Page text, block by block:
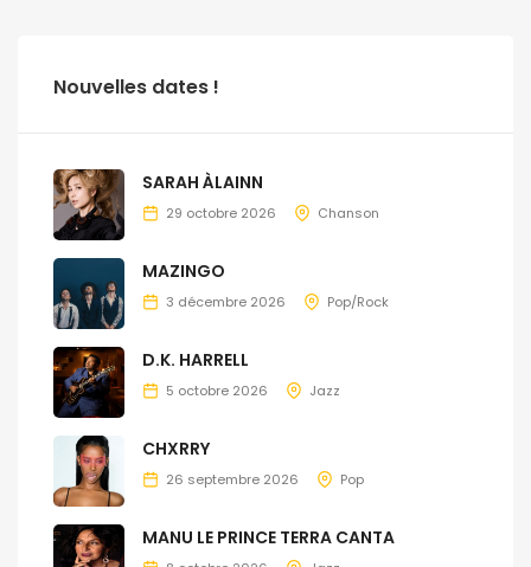
Nouvelles dates !
SARAH ÀLAINN
29 octobre 2026 Chanson
MAZINGO
3 décembre 2026 Pop/Rock
D.K. HARRELL
5 octobre 2026 Jazz
CHXRRY
26 septembre 2026 Pop
MANU LE PRINCE TERRA CANTA